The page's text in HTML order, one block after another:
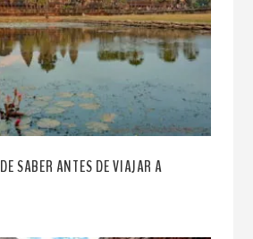
SABER ANTES DE VIAJAR A